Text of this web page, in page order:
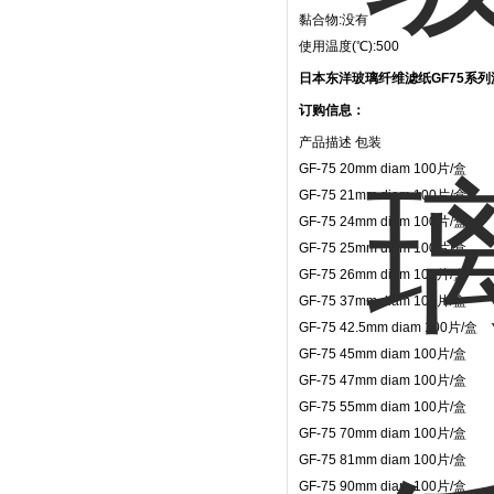
黏合物:没有
使用温度(℃):500
日本东洋玻璃纤维滤纸GF75系列
订购信息：
产品描述 包装
GF-75 20mm diam 100片/盒
GF-75 21mm diam 100片/盒
GF-75 24mm diam 100片/盒
GF-75 25mm diam 100片/盒
GF-75 26mm diam 100片/盒
GF-75 37mm diam 100片/盒
GF-75 42.5mm diam 100片/盒
GF-75 45mm diam 100片/盒
GF-75 47mm diam 100片/盒
GF-75 55mm diam 100片/盒
GF-75 70mm diam 100片/盒
GF-75 81mm diam 100片/盒
GF-75 90mm diam 100片/盒